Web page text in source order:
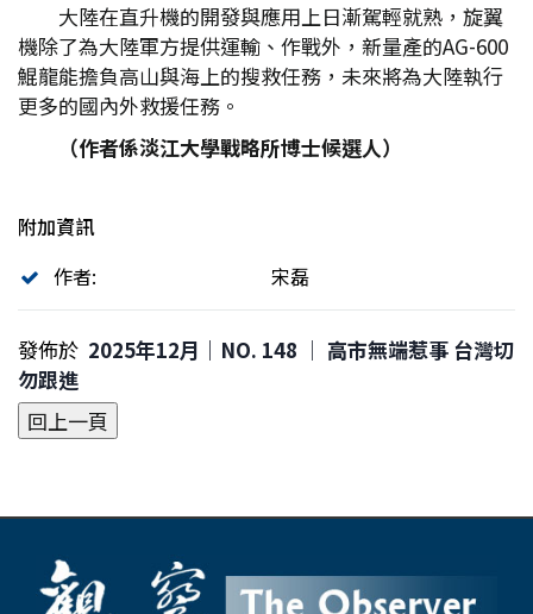
大陸在直升機的開發與應用上日漸駕輕就熟，旋翼
機除了為大陸軍方提供運輸、作戰外，新量產的AG-600
鯤龍能擔負高山與海上的搜救任務，未來將為大陸執行
更多的國內外救援任務。
（作者係淡江大學戰略所博士候選人）
附加資訊
作者:
宋磊
發佈於 2025年12月｜NO. 148 │ 高市無端惹事 台灣切
勿跟進